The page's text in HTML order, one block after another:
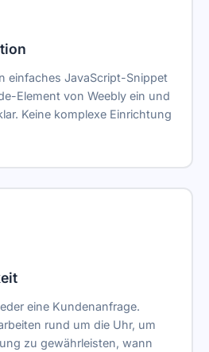
einfaches JavaScript-Snippet
Element von Weebly ein und
Keine komplexe Einrichtung
eine Kundenanfrage.
rund um die Uhr, um
zu gewährleisten, wann